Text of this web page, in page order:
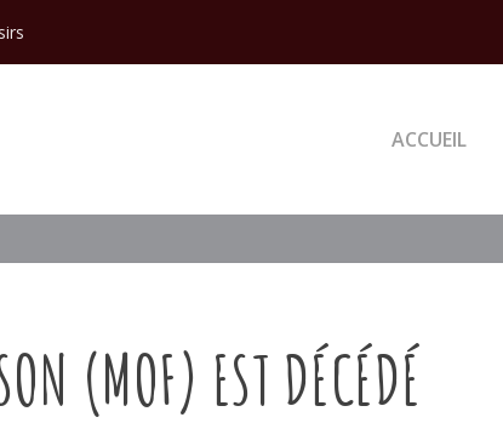
ACCUEIL
(MOF) EST DÉCÉDÉ